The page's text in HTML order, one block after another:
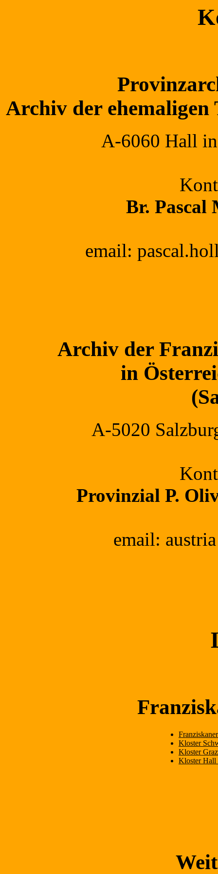
Archiv der
A-6060 Hall
Br. Pascal
email:
Archiv der
in
A-5020
Provinzial P.
email:
Kloster
Kloster
Kloster